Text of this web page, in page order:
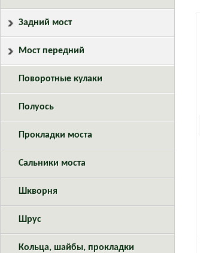
Задний мост
Мост передний
Поворотные кулаки
Полуось
Прокладки моста
Сальники моста
Шкворня
Шрус
Кольца, шайбы, прокладки